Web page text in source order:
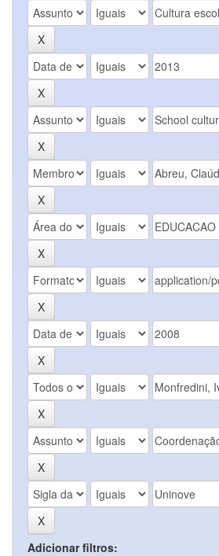
Adicionar filtros: